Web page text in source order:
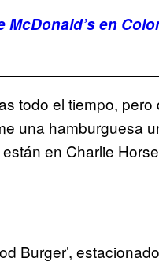
en
todo el tiempo,
una hamburguesa
en Charlie
Burger’,